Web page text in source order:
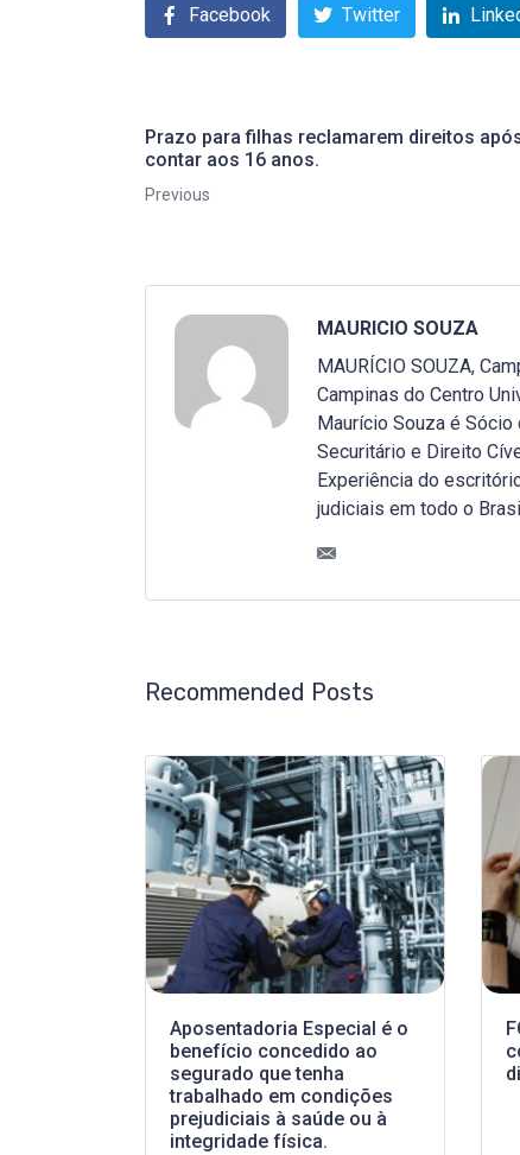
Facebook Twitter
Prazo para filhas reclamarem direitos
contar aos 16 anos.
Previous
MAURICIO SOUZA
MAURÍCIO SOUZA,
Campinas do Centro
Maurício Souza é
Securitário e Direito
Experiência do
judiciais em todo o
Recommended Posts
Aposentadoria Especial é o
benefício concedido ao
segurado que tenha
trabalhado em condições
prejudiciais à saúde ou à
integridade física.